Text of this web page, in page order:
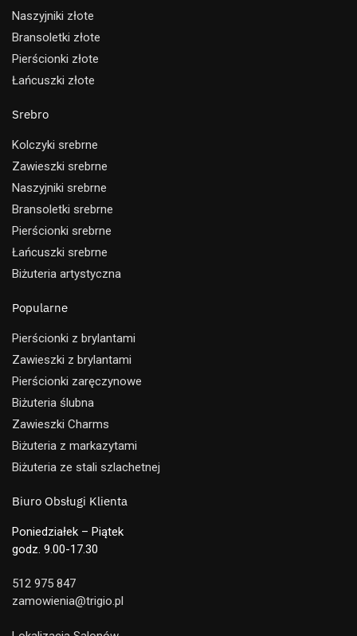
Naszyjniki złote
Bransoletki złote
Pierścionki złote
Łańcuszki złote
Srebro
Kolczyki srebrne
Zawieszki srebrne
Naszyjniki srebrne
Bransoletki srebrne
Pierścionki srebrne
Łańcuszki srebrne
Biżuteria artystyczna
Popularne
Pierścionki z brylantami
Zawieszki z brylantami
Pierścionki zaręczynowe
Biżuteria ślubna
Zawieszki Charms
Biżuteria z markazytami
Biżuteria ze stali szlachetnej
Biuro Obsługi Klienta
Poniedziałek – Piątek
godz. 9.00-17.30
512 975 847
zamowienia@trigio.pl